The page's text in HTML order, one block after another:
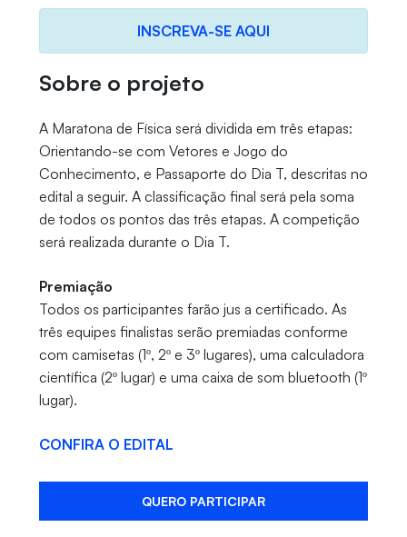
INSCREVA-SE AQUI
Sobre o projeto
A Maratona de Física será dividida em três etapas:
Orientando-se com Vetores e Jogo do
Conhecimento, e Passaporte do Dia T, descritas no
edital a seguir. A classificação final será pela soma
de todos os pontos das três etapas. A competição
será realizada durante o Dia T.
Premiação
Todos os participantes farão jus a certificado. As
três equipes finalistas serão premiadas conforme
com camisetas (1º, 2º e 3º lugares), uma calculadora
científica (2º lugar) e uma caixa de som bluetooth (1º
lugar).
CONFIRA O EDITAL
QUERO PARTICIPAR